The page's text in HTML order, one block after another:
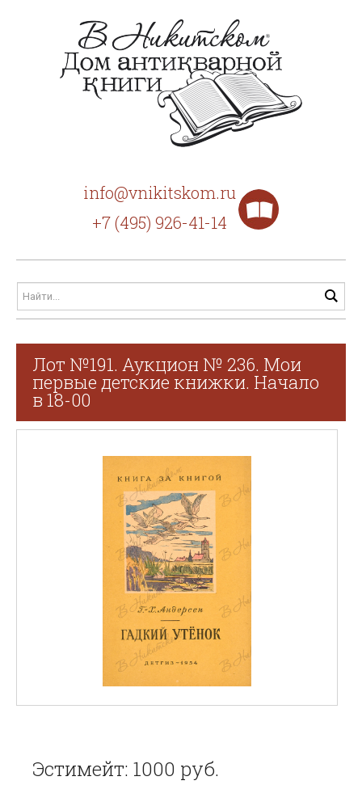
info@vnikitskom.ru
+7 (495) 926-41-14
Лот №191. Аукцион № 236. Мои
первые детские книжки. Начало
в 18-00
Эстимейт: 1000 руб.